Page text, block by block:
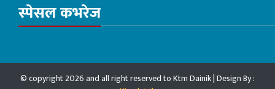
स्पेसल कभरेज
© copyright 2026 and all right reserved to Ktm Dainik | Design By :